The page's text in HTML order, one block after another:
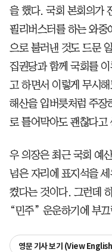
을 했다. 국회 본회의가
필리버스터를 하는 와중
으로 불러낸 것도 드문
집권당과 함께 국회를
고 하면서 이렇게 무시
해산을 입버릇처럼 주장
로 틀어막아도 괜찮다고
우 의장은 최근 국회 예
넘은 자리에 표지석을
켰다는 것이다. 그런데
“민주” 운운하기에 부
영문 기사 보기 (View